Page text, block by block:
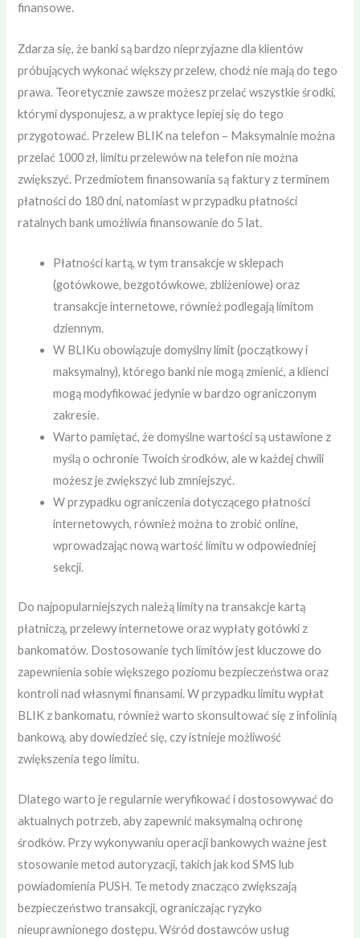
finansowe.
Zdarza się, że banki są bardzo nieprzyjazne dla klientów
próbujących wykonać większy przelew, chodź nie mają do tego
prawa. Teoretycznie zawsze możesz przelać wszystkie środki,
którymi dysponujesz, a w praktyce lepiej się do tego
przygotować. Przelew BLIK na telefon – Maksymalnie można
przelać 1000 zł, limitu przelewów na telefon nie można
zwiększyć. Przedmiotem finansowania są faktury z terminem
płatności do 180 dni, natomiast w przypadku płatności
ratalnych bank umożliwia finansowanie do 5 lat.
Płatności kartą, w tym transakcje w sklepach
(gotówkowe, bezgotówkowe, zbliżeniowe) oraz
transakcje internetowe, również podlegają limitom
dziennym.
W BLIKu obowiązuje domyślny limit (początkowy i
maksymalny), którego banki nie mogą zmienić, a klienci
mogą modyfikować jedynie w bardzo ograniczonym
zakresie.
Warto pamiętać, że domyślne wartości są ustawione z
myślą o ochronie Twoich środków, ale w każdej chwili
możesz je zwiększyć lub zmniejszyć.
W przypadku ograniczenia dotyczącego płatności
internetowych, również można to zrobić online,
wprowadzając nową wartość limitu w odpowiedniej
sekcji.
Do najpopularniejszych należą limity na transakcje kartą
płatniczą, przelewy internetowe oraz wypłaty gotówki z
bankomatów. Dostosowanie tych limitów jest kluczowe do
zapewnienia sobie większego poziomu bezpieczeństwa oraz
kontroli nad własnymi finansami. W przypadku limitu wypłat
BLIK z bankomatu, również warto skonsultować się z infolinią
bankową, aby dowiedzieć się, czy istnieje możliwość
zwiększenia tego limitu.
Dlatego warto je regularnie weryfikować i dostosowywać do
aktualnych potrzeb, aby zapewnić maksymalną ochronę
środków. Przy wykonywaniu operacji bankowych ważne jest
stosowanie metod autoryzacji, takich jak kod SMS lub
powiadomienia PUSH. Te metody znacząco zwiększają
bezpieczeństwo transakcji, ograniczając ryzyko
nieuprawnionego dostępu. Wśród dostawców usług